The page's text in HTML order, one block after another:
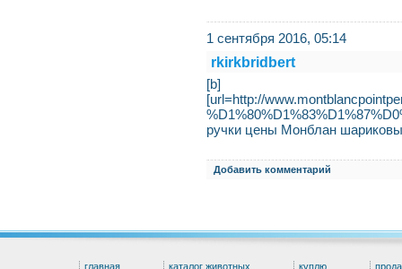
1 сентября 2016, 05:14
rkirkbridbert
[b]
[url=http://
ручки цены Монблан
Добавить комментарий
главная каталог животных куплю